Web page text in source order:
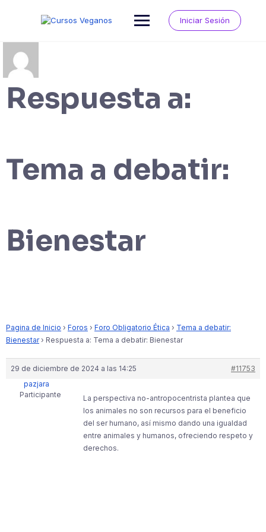
Iniciar Sesión
Respuesta a:
Tema a debatir:
Bienestar
Pagina de Inicio › Foros › Foro Obligatorio Ética › Tema a debatir:
Bienestar › Respuesta a: Tema a debatir: Bienestar
29 de diciembre de 2024 a las 14:25
#11753
pazjara
Participante
La perspectiva no-antropocentrista plantea que
los animales no son recursos para el beneficio
del ser humano, así mismo dando una igualdad
entre animales y humanos, ofreciendo respeto y
derechos.